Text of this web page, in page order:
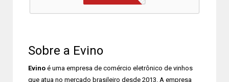
Sobre a Evino
Evino é uma empresa de comércio eletrônico de vinhos
que atua no mercado brasileiro desde 2013. A empresa